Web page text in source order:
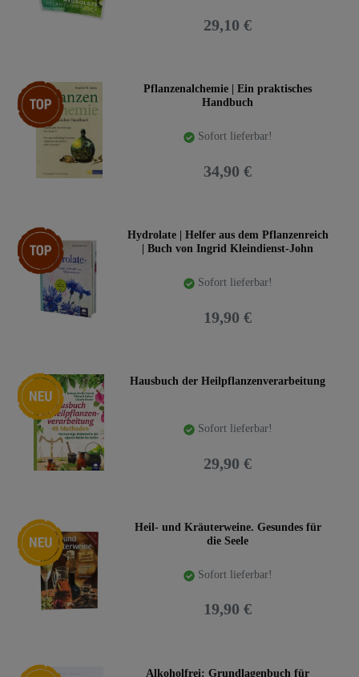
29,10 €
Top-Artikel
Pflanzenalchemie | Ein praktisches
Handbuch
Sofort lieferbar!
34,90 €
Top-Artikel
Hydrolate | Helfer aus dem Pflanzenreich
| Buch von Ingrid Kleindienst-John
Sofort lieferbar!
19,90 €
Neuheit Hausbuch der Heilpflanzenverarbeitung
Sofort lieferbar!
29,90 €
Neuheit
Heil- und Kräuterweine. Gesundes für
die Seele
Sofort lieferbar!
19,90 €
Neuheit
Alkoholfrei: Grundlagenbuch für